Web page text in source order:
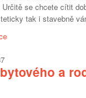
se chcete cítit
tak i stavebně
a